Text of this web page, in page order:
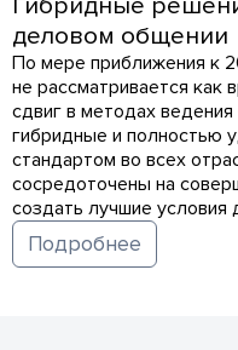
деловом общении
По мере приближения к
не рассматривается как
сдвиг в методах
гибридные и полностью
стандартом во всех
сосредоточены на
создать лучшие условия
Подробнее